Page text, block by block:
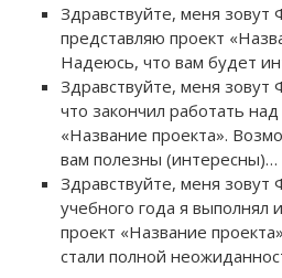
Здравствуйте, меня зовут
представляю проект
Надеюсь, что вам будет
Здравствуйте, меня
что закончил работать
«Название проекта».
вам полезны (интересны)…
Здравствуйте, меня
учебного года я выполнял
проект «Название
стали полной